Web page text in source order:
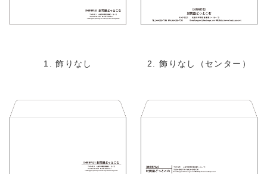
1. 飾りなし 2. 飾りなし（センター）